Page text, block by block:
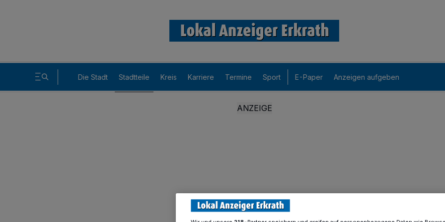
Die Stadt Stadtteile Kreis Karriere Termine Sport E-Paper Anzeigen aufgeben